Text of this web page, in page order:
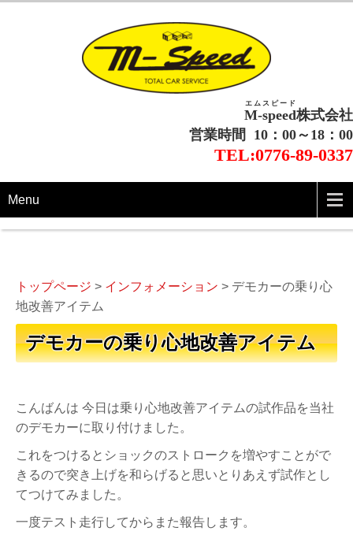
福井・石川でハイエース・ハイ
ラックスのカスタム・チューニ
ングから自動車の鈑金・塗装、
新車、中古車の販売までハイエ
ース専門店【M-SPEED株式会社】
福井でハイエース・ハイラックスのカスタム・チューニングから自動車の鈑金・塗
装、新車、中古車の販売まで、あらゆる車に関する業務をしています。
M-speed
エムスピード
株式会社
営業時間 10：00～18：00
TEL:0776-89-0337
Menu
トップページ > インフォメーション > デモカーの乗り心
地改善アイテム
デモカーの乗り心地改善アイテム
こんばんは 今日は乗り心地改善アイテムの試作品を当社
のデモカーに取り付けました。
これをつけるとショックのストロークを増やすことがで
きるので突き上げを和らげると思いとりあえず試作とし
てつけてみました。
一度テスト走行してからまた報告します。